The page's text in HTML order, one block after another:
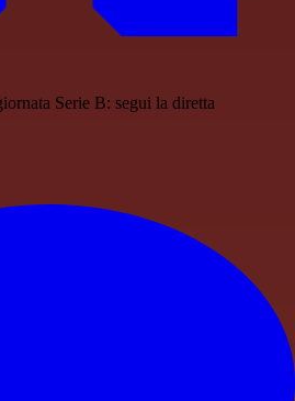
Serie B: segui la diretta